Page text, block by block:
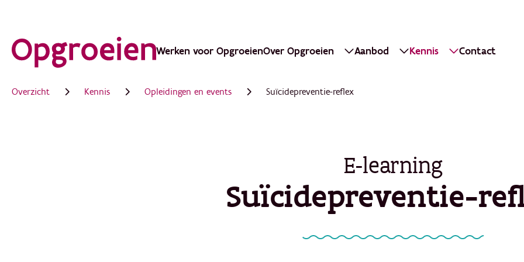
direct
naar
hoofdinhoud
Main
navigation
Werken voor OpgroeienOver Opgroeien Aanbod Kennis Contact
Overzicht Kennis Opleidingen en events Suïcidepreventie-reflex
E-learning
Suïcidepreventie-